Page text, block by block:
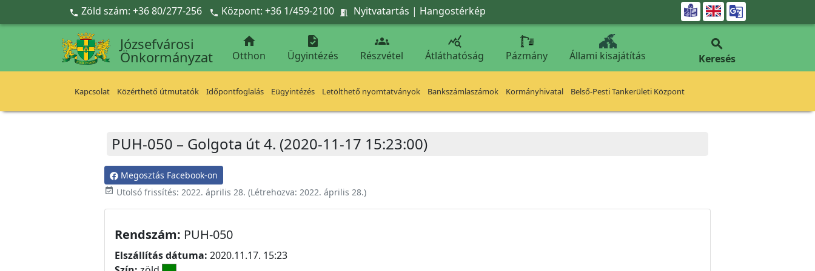
Ugrás a fő tartalomra
 Zöld szám: +36 80/277-256  Központ: +36 1/459-2100  Nyitvatartás | Hangostérkép 
Józsefvárosi
Önkormányzat

Otthon

Ügyintézés

Részvétel

Átláthatóság Pázmány Állami kisajátítás

Keresés
Kapcsolat Közérthető útmutatók Időpontfoglalás Eügyintézés Letölthető nyomtatványok Bankszámlaszámok Kormányhivatal Belső-Pesti Tankerületi Központ
PUH-050 – Golgota út 4. (2020-11-17 15:23:00)
Megosztás Facebook-on
event_available Utolsó frissítés: 2022. április 28. (Létrehozva: 2022. április 28.)
Rendszám: PUH-050
Elszállítás dátuma: 2020.11.17. 15:23